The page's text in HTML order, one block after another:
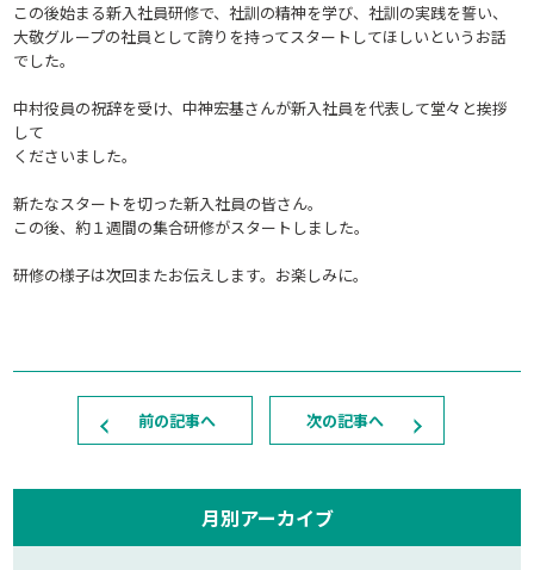
この後始まる新入社員研修で、社訓の精神を学び、社訓の実践を誓い、
大敬グループの社員として誇りを持ってスタートしてほしいというお話
でした。
中村役員の祝辞を受け、中神宏基さんが新入社員を代表して堂々と挨拶
して
くださいました。
新たなスタートを切った新入社員の皆さん。
この後、約１週間の集合研修がスタートしました。
研修の様子は次回またお伝えします。お楽しみに。
前の記事へ 次の記事へ
月別アーカイブ